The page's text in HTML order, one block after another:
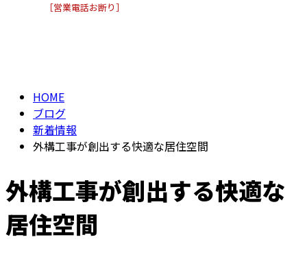
［営業電話お断り］
HOME
ブログ
新着情報
外構工事が創出する快適な居住空間
外構工事が創出する快適な
居住空間